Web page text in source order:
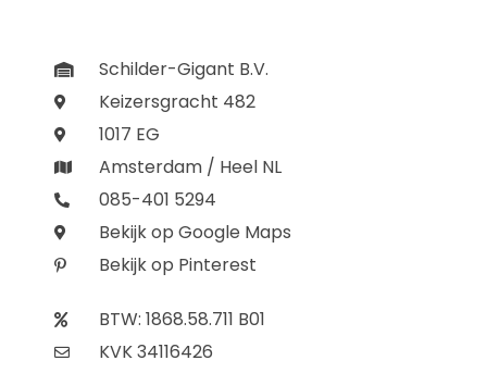
Schilder-Gigant B.V.
Keizersgracht 482
1017 EG
Amsterdam / Heel NL
085-401 5294
Bekijk op Google Maps
Bekijk op Pinterest
BTW: 1868.58.711 B01
KVK 34116426